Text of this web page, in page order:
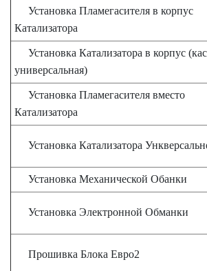
Установка Пламегасителя в корпус
Катализатора
Установка Катализатора в корпус
универсальная)
Установка Пламегасителя вместо
Катализатора
Установка Катализатора
Установка Механической Обанки
Установка Электронной Обманки
Прошивка Блока Евро2